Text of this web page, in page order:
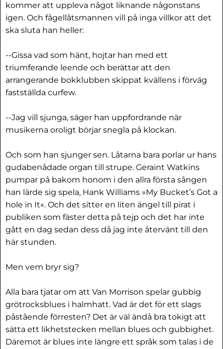
kommer att uppleva något liknande någonstans
igen. Och fågellåtsmannen vill på inga villkor att det
ska sluta han heller:
--Gissa vad som hänt, hojtar han med ett
triumferande leende och berättar att den
arrangerande bokklubben skippat kvällens i förväg
fastställda curfew.
--Jag vill sjunga, säger han uppfordrande när
musikerna oroligt börjar snegla på klockan.
Och som han sjunger sen. Låtarna bara porlar ur hans
gudabenådade organ till strupe. Geraint Watkins
pumpar på bakom honom i den allra första sången
han lärde sig spela, Hank Williams »My Bucket’s Got a
hole in It«. Och det sitter en liten ängel till pirat i
publiken som fäster detta på tejp och det har inte
gått en dag sedan dess då jag inte återvänt till den
här stunden.
Men vem bryr sig?
Alla bara tjatar om att Van Morrison spelar gubbig
grötrocksblues i halmhatt. Vad är det för ett slags
påstående förresten? Det är väl ändå bra tokigt att
sätta ett likhetstecken mellan blues och gubbighet.
Däremot är blues inte längre ett språk som talas i de